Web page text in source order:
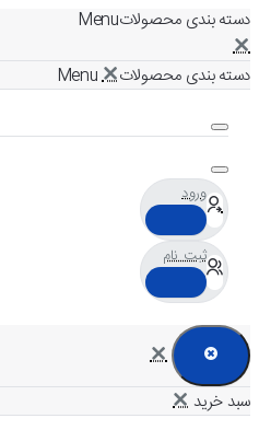
دسته بندی محصولات
دسته بندی محصولات
ورود
ثبت نام